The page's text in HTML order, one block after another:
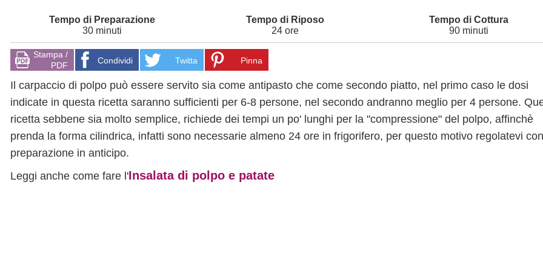
30 minuti 24 ore 90 minuti
Stampa /
PDF
Condividi Twitta Pinna
Il carpaccio di polpo può essere servito sia come antipasto che come secondo piatto, nel primo caso le dosi
indicate in questa ricetta saranno sufficienti per 6-8 persone, nel secondo andranno meglio per 4 persone.
ricetta sebbene sia molto semplice, richiede dei tempi un po' lunghi per la "compressione" del polpo, affinchè
prenda la forma cilindrica, infatti sono necessarie almeno 24 ore in frigorifero, per questo motivo regolatevi
preparazione in anticipo.
Leggi anche come fare l'Insalata di polpo e patate